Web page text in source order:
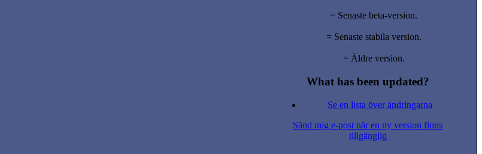
= Senaste beta-version.
= Senaste stabila version.
= Äldre version.
What has been updated?
Se en lista över ändringarna
Sänd mig e-post när en ny version finns
tillgänglig